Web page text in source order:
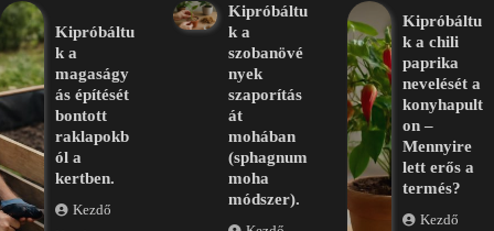
Kipróbáltu
k a
magaságy
ás építését
bontott
raklapokb
ól a
kertben.
Kezdő
Kipróbáltu
k a
szobanövé
nyek
szaporítás
át
mohában
(sphagnum
moha
módszer).
Kipróbáltu
k a chili
paprika
nevelését a
konyhapult
on –
Mennyire
lett erős a
termés?
Kezdő